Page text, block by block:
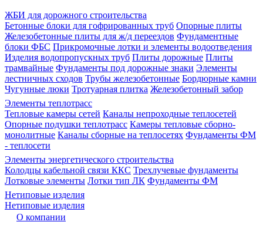
ЖБИ для дорожного строительства
Бетонные блоки для гофрированных труб Опорные плиты
Железобетонные плиты для ж/д переездов Фундаментные
блоки ФБС Прикромочные лотки и элементы водоотведения
Изделия водопропускных труб Плиты дорожные Плиты
трамвайные Фундаменты под дорожные знаки Элементы
лестничных сходов Трубы железобетонные Бордюрные камни
Чугунные люки Тротуарная плитка Железобетонный забор
Элементы теплотрасс
Тепловые камеры сетей Каналы непроходные теплосетей
Опорные подушки теплотрасс Камеры тепловые сборно-
монолитные Каналы сборные на теплосетях Фундаменты ФМ
- теплосети
Элементы энергетического строительства
Колодцы кабельной связи ККС Трехлучевые фундаменты
Лотковые элементы Лотки тип ЛК Фундаменты ФМ
Нетиповые изделия
Нетиповые изделия
О компании